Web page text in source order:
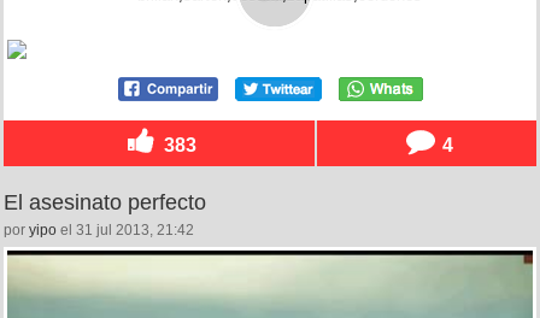
383 4
El asesinato perfecto
por yipo el 31 jul 2013, 21:42